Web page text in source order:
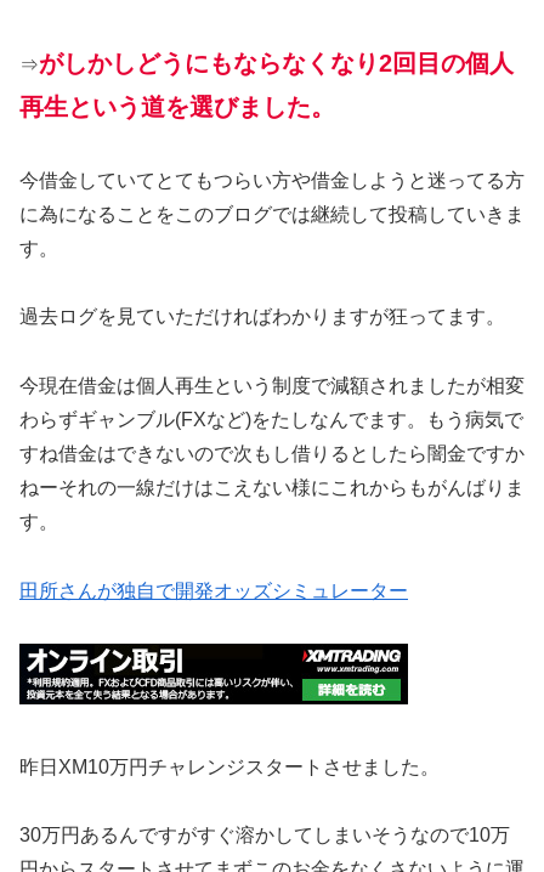
⇒がしかしどうにもならなくなり2回目の個人
再生という道を選びました。
今借金していてとてもつらい方や借金しようと迷ってる方
に為になることをこのブログでは継続して投稿していきま
す。
過去ログを見ていただければわかりますが狂ってます。
今現在借金は個人再生という制度で減額されましたが相変
わらずギャンブル(FXなど)をたしなんでます。もう病気で
すね借金はできないので次もし借りるとしたら闇金ですか
ねーそれの一線だけはこえない様にこれからもがんばりま
す。
田所さんが独自で開発オッズシミュレーター
昨日XM10万円チャレンジスタートさせました。
30万円あるんですがすぐ溶かしてしまいそうなので10万